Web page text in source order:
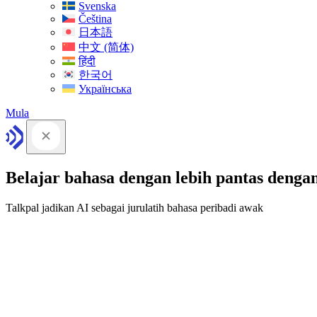
Svenska
Čeština
日本語
中文 (简体)
हिंदी
한국어
Українська
Mula
Belajar bahasa dengan lebih pantas
Talkpal jadikan AI sebagai jurulatih bahasa peribadi awak